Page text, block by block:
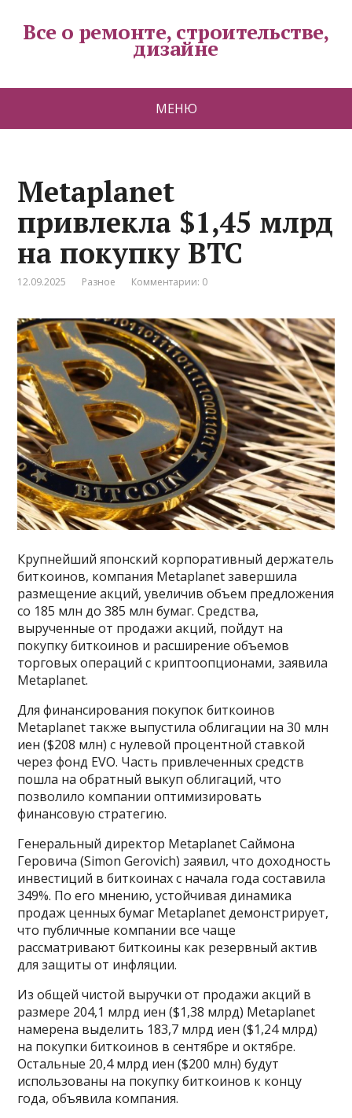
Все о ремонте, строительстве,
дизайне
МЕНЮ
Metaplanet
привлекла $1,45 млрд
на покупку BTC
12.09.2025 Разное Комментарии: 0
Крупнейший японский корпоративный держатель
биткоинов, компания Metaplanet завершила
размещение акций, увеличив объем предложения
со 185 млн до 385 млн бумаг. Средства,
вырученные от продажи акций, пойдут на
покупку биткоинов и расширение объемов
торговых операций с криптоопционами, заявила
Metaplanet.
Для финансирования покупок биткоинов
Metaplanet также выпустила облигации на 30 млн
иен ($208 млн) с нулевой процентной ставкой
через фонд EVO. Часть привлеченных средств
пошла на обратный выкуп облигаций, что
позволило компании оптимизировать
финансовую стратегию.
Генеральный директор Metaplanet Саймона
Геровича (Simon Gerovich) заявил, что доходность
инвестиций в биткоинах с начала года составила
349%. По его мнению, устойчивая динамика
продаж ценных бумаг Metaplanet демонстрирует,
что публичные компании все чаще
рассматривают биткоины как резервный актив
для защиты от инфляции.
Из общей чистой выручки от продажи акций в
размере 204,1 млрд иен ($1,38 млрд) Metaplanet
намерена выделить 183,7 млрд иен ($1,24 млрд)
на покупки биткоинов в сентябре и октябре.
Остальные 20,4 млрд иен ($200 млн) будут
использованы на покупку биткоинов к концу
года, объявила компания.